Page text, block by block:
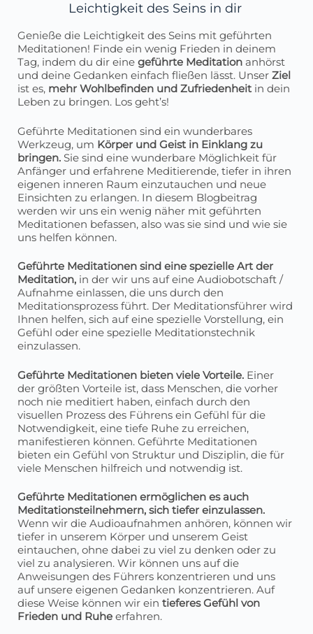
Leichtigkeit des Seins in dir
Genieße die Leichtigkeit des Seins mit geführten
Meditationen! Finde ein wenig Frieden in deinem
Tag, indem du dir eine geführte Meditation anhörst
und deine Gedanken einfach fließen lässt. Unser Ziel
ist es, mehr Wohlbefinden und Zufriedenheit in dein
Leben zu bringen. Los geht’s!
Geführte Meditationen sind ein wunderbares
Werkzeug, um Körper und Geist in Einklang zu
bringen. Sie sind eine wunderbare Möglichkeit für
Anfänger und erfahrene Meditierende, tiefer in ihren
eigenen inneren Raum einzutauchen und neue
Einsichten zu erlangen. In diesem Blogbeitrag
werden wir uns ein wenig näher mit geführten
Meditationen befassen, also was sie sind und wie sie
uns helfen können.
Geführte Meditationen sind eine spezielle Art der
Meditation, in der wir uns auf eine Audiobotschaft /
Aufnahme einlassen, die uns durch den
Meditationsprozess führt. Der Meditationsführer wird
Ihnen helfen, sich auf eine spezielle Vorstellung, ein
Gefühl oder eine spezielle Meditationstechnik
einzulassen.
Geführte Meditationen bieten viele Vorteile. Einer
der größten Vorteile ist, dass Menschen, die vorher
noch nie meditiert haben, einfach durch den
visuellen Prozess des Führens ein Gefühl für die
Notwendigkeit, eine tiefe Ruhe zu erreichen,
manifestieren können. Geführte Meditationen
bieten ein Gefühl von Struktur und Disziplin, die für
viele Menschen hilfreich und notwendig ist.
Geführte Meditationen ermöglichen es auch
Meditationsteilnehmern, sich tiefer einzulassen.
Wenn wir die Audioaufnahmen anhören, können wir
tiefer in unserem Körper und unserem Geist
eintauchen, ohne dabei zu viel zu denken oder zu
viel zu analysieren. Wir können uns auf die
Anweisungen des Führers konzentrieren und uns
auf unsere eigenen Gedanken konzentrieren. Auf
diese Weise können wir ein tieferes Gefühl von
Frieden und Ruhe erfahren.